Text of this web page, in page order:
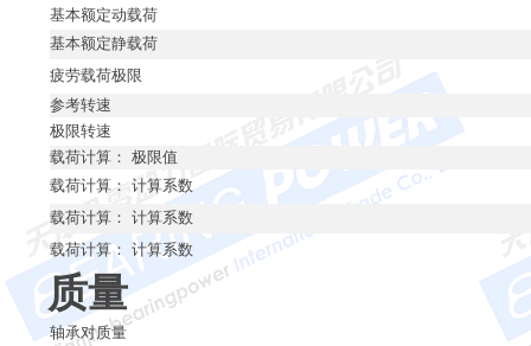
基本额定动载荷
基本额定静载荷
疲劳载荷极限
参考转速
极限转速
载荷计算： 极限值
载荷计算： 计算系数
载荷计算： 计算系数
载荷计算： 计算系数
质量
轴承对质量